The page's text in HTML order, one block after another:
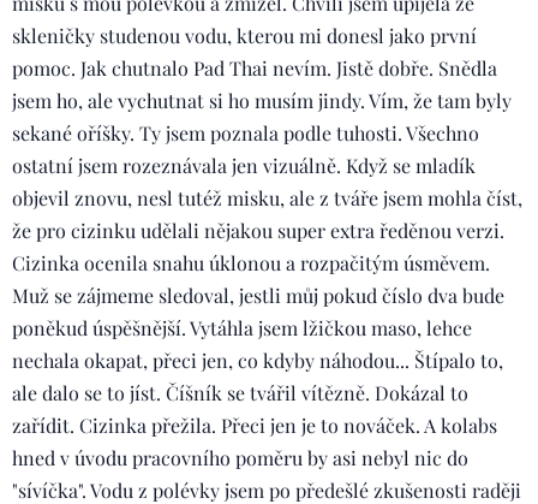
skleničky studenou vodu, kterou mi donesl jako první
pomoc. Jak chutnalo Pad Thai nevím. Jistě dobře. Snědla
jsem ho, ale vychutnat si ho musím jindy. Vím, že tam byly
sekané oříšky. Ty jsem poznala podle tuhosti. Všechno
ostatní jsem rozeznávala jen vizuálně. Když se mladík
objevil znovu, nesl tutéž misku, ale z tváře jsem mohla číst,
že pro cizinku udělali nějakou super extra ředěnou verzi.
Cizinka ocenila snahu úklonou a rozpačitým úsměvem.
Muž se zájmeme sledoval, jestli můj pokud číslo dva bude
poněkud úspěšnější. Vytáhla jsem lžičkou maso, lehce
nechala okapat, přeci jen, co kdyby náhodou... Štípalo to,
ale dalo se to jíst. Číšník se tvářil vítězně. Dokázal to
zařídit. Cizinka přežila. Přeci jen je to nováček. A kolabs
hned v úvodu pracovního poměru by asi nebyl nic do
"sívíčka". Vodu z polévky jsem po předešlé zkušenosti raději